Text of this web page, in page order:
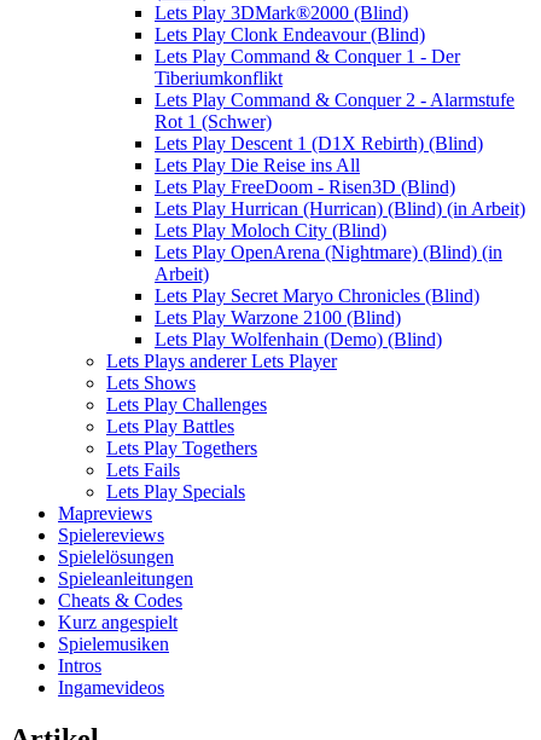
Lets Play 3DMark®2000 (Blind)
Lets Play Clonk Endeavour (Blind)
Lets Play Command & Conquer 1 - Der
Tiberiumkonflikt
Lets Play Command & Conquer 2 - Alarmstufe
Rot 1 (Schwer)
Lets Play Descent 1 (D1X Rebirth) (Blind)
Lets Play Die Reise ins All
Lets Play FreeDoom - Risen3D (Blind)
Lets Play Hurrican (Hurrican) (Blind) (in Arbeit)
Lets Play Moloch City (Blind)
Lets Play OpenArena (Nightmare) (Blind) (in
Arbeit)
Lets Play Secret Maryo Chronicles (Blind)
Lets Play Warzone 2100 (Blind)
Lets Play Wolfenhain (Demo) (Blind)
Lets Plays anderer Lets Player
Lets Shows
Lets Play Challenges
Lets Play Battles
Lets Play Togethers
Lets Fails
Lets Play Specials
Mapreviews
Spielereviews
Spielelösungen
Spieleanleitungen
Cheats & Codes
Kurz angespielt
Spielemusiken
Intros
Ingamevideos